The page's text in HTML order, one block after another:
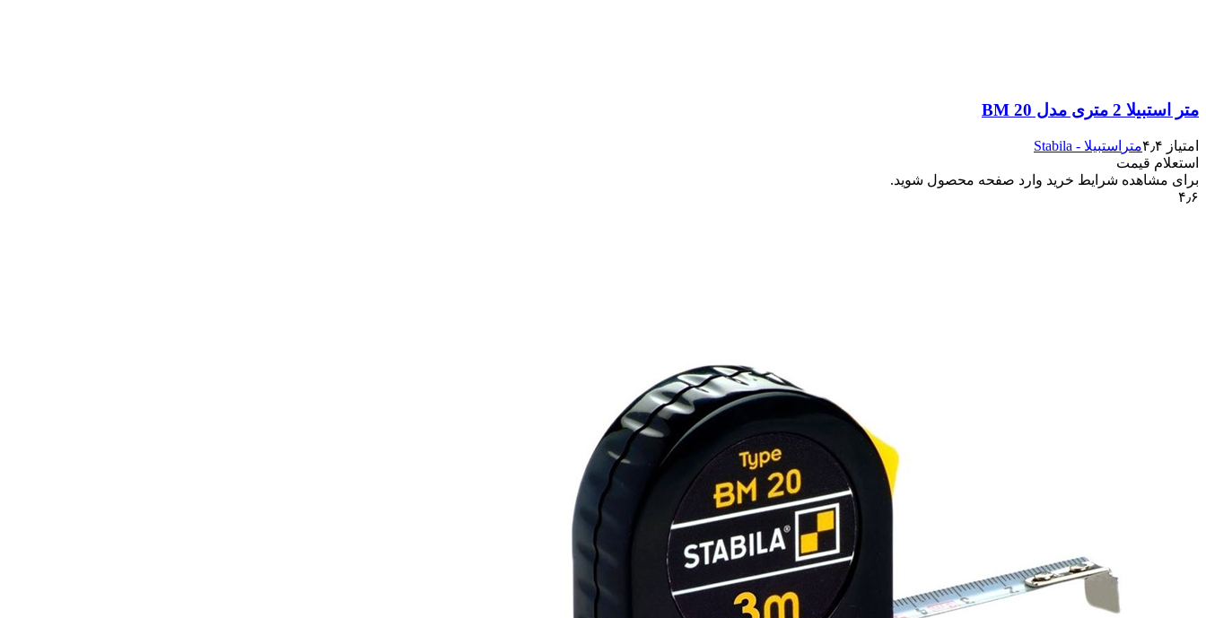
متر استبیلا 2 متری مدل BM 20
امتیاز ۴٫۴ متر استبیلا - Stabila
استعلام قیمت
برای مشاهده شرایط خرید وارد صفحه محصول شوید.
۴٫۶